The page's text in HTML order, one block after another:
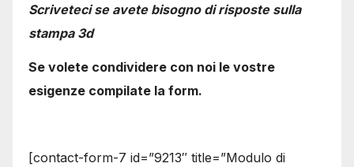
Scriveteci se avete bisogno di risposte sulla
stampa 3d
Se volete condividere con noi le vostre
esigenze compilate la form.
[contact-form-7 id=”9213″ title=”Modulo di